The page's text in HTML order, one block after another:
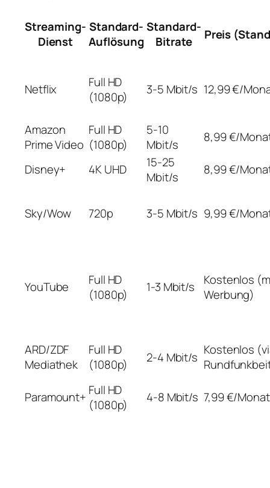
Streaming-
Dienst
Standard-
Auflösung
Standard-
Bitrate
Preis
Netflix
Full HD
(1080p)
3-5 Mbit/s 12,99 €/
Amazon
Prime Video
Full HD
(1080p)
5-10
Mbit/s
8,99 €/
Disney+ 4K UHD
15-25
Mbit/s
8,99 €/
Sky/Wow 720p 3-5 Mbit/s 9,99 €/
YouTube
Full HD
(1080p)
1-3 Mbit/s
Kostenlos
Werbung)
ARD/ZDF
Mediathek
Full HD
(1080p)
2-4 Mbit/s Kostenlos
Paramount+ Full HD
(1080p)
4-8 Mbit/s 7,99 €/Monat